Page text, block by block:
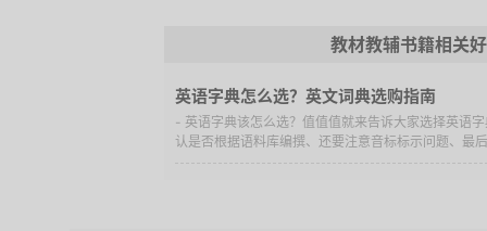
教材教辅书籍相关
英语字典怎么选？英文词典选购指南
- 英语字典该怎么选？值值值就来告诉大家选择英语
认是否根据语料库编撰、还要注意音标标示问题、最